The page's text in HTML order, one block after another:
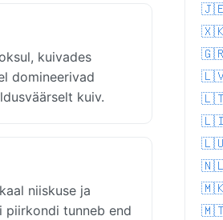
kuivades
domineerivad
kuiv.
niiskuse ja
piirkondi tunneb end
🇯🇪
🇽🇰
🇬🇷
🇱🇻
🇱🇹
🇱🇮
🇱🇺
🇳🇱
🇲🇰
🇲🇹